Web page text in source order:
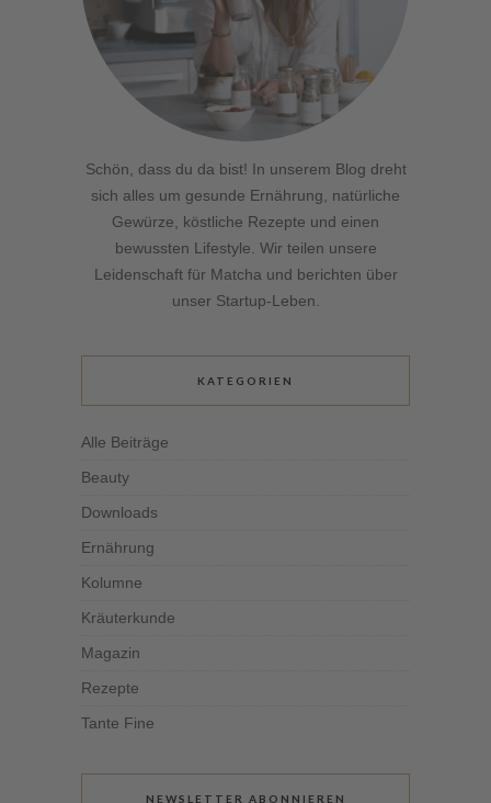
Schön, dass du da bist! In unserem Blog dreht
sich alles um gesunde Ernährung, natürliche
Gewürze, köstliche Rezepte und einen
bewussten Lifestyle. Wir teilen unsere
Leidenschaft für Matcha und berichten über
unser Startup-Leben.
KATEGORIEN
Alle Beiträge
Beauty
Downloads
Ernährung
Kolumne
Kräuterkunde
Magazin
Rezepte
Tante Fine
NEWSLETTER ABONNIEREN